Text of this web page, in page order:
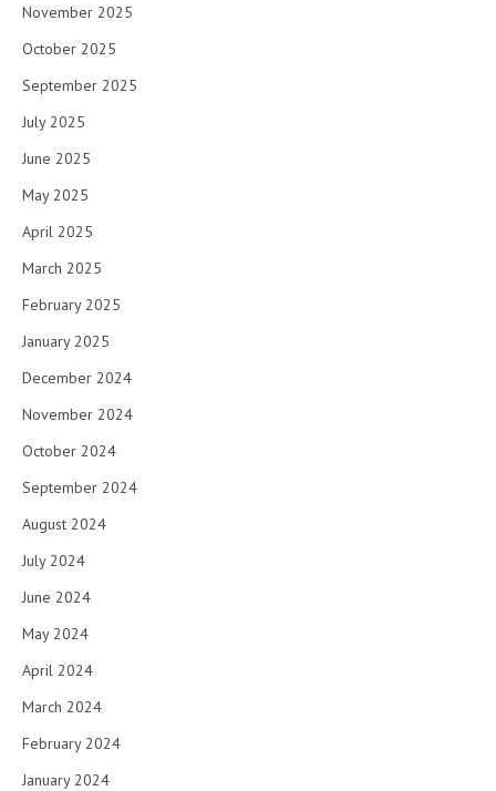
November 2025
October 2025
September 2025
July 2025
June 2025
May 2025
April 2025
March 2025
February 2025
January 2025
December 2024
November 2024
October 2024
September 2024
August 2024
July 2024
June 2024
May 2024
April 2024
March 2024
February 2024
January 2024